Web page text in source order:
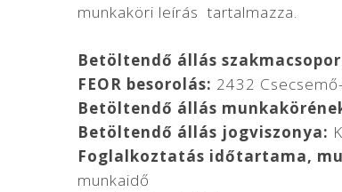
munkaköri leírás tartalmazza.
Betöltendő állás
FEOR besorolás: 2432
Betöltendő állás
Betöltendő állás jogviszonya:
Foglalkoztatás időtartama,
munkaidő